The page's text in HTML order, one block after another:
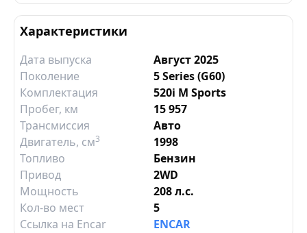
Характеристики
Дата выпуска
Август 2025
Поколение
5 Series (G60)
Комплектация
520i M Sports
Пробег, км
15 957
Трансмиссия
Авто
Двигатель, см3
1998
Топливо
Бензин
Привод
2WD
Мощность
208 л.с.
Кол-во мест
5
Ссылка на Encar
ENCAR